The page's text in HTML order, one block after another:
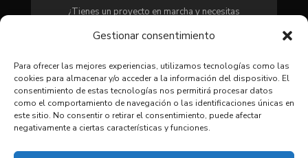
Gestionar consentimiento
Para ofrecer las mejores experiencias, utilizamos tecnologías como las
cookies para almacenar y/o acceder a la información del dispositivo. El
consentimiento de estas tecnologías nos permitirá procesar datos
como el comportamiento de navegación o las identificaciones únicas en
este sitio. No consentir o retirar el consentimiento, puede afectar
negativamente a ciertas características y funciones.
¿Tienes un proyecto en marcha y necesitas
contacto con nosotros y te asesoraremos para
necesidades.
CONTACTAR